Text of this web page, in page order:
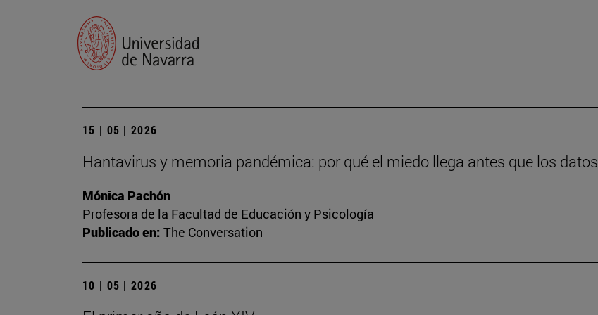
15 | 05 | 2026
Hantavirus y memoria pandémica: por qué el miedo llega antes que los datos
Mónica Pachón
Profesora de la Facultad de Educación y Psicología
Publicado en: The Conversation
10 | 05 | 2026